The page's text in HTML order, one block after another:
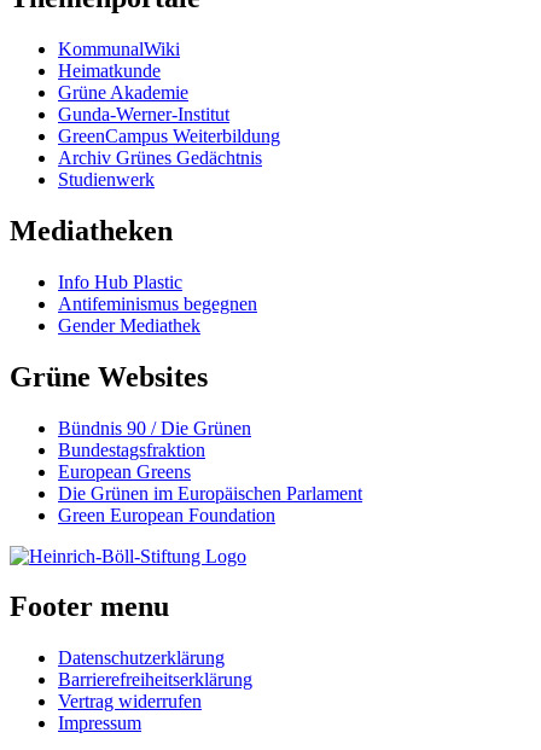
KommunalWiki
Heimatkunde
Grüne Akademie
Gunda-Werner-Institut
GreenCampus Weiterbildung
Archiv Grünes Gedächtnis
Studienwerk
Mediatheken
Info Hub Plastic
Antifeminismus begegnen
Gender Mediathek
Grüne Websites
Bündnis 90 / Die Grünen
Bundestagsfraktion
European Greens
Die Grünen im Europäischen Parlament
Green European Foundation
Footer menu
Datenschutzerklärung
Barrierefreiheitserklärung
Vertrag widerrufen
Impressum